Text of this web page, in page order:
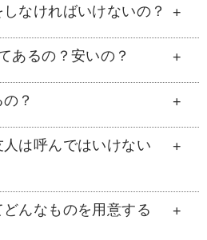
お気軽にお電話してくだ
対応致します。
葬儀社を選ぶことが何よ
抑え、搬送から葬儀まで
質の高いサービスを心が
すので、同じ内容でも費
なることもあります。ま
わでは事前にお見積もり
一切いただいておりませ
いないのは、誰が喪主を
のリストを作成しましょ
招くか決めなければいけ
す。宗教や菩提寺の有無
良いでしょう。
なければいけないの？
いるかもしれませんが、
ちらで必要なものをご用
必要がありますので、す
にあがります。その後、
まで費用は一切かかりま
い。
あるの？安いの？
た一日葬プランもご用意
のですが、心を込めたお
24時間使用可能な安置室
？
ご家族を中心に、カバン
るレンタルハウスのよう
います。「女性に優しいお
を軽減できる家族葬」が
とした時間をお過ごしい
人は呼んではいけない
列可能ですので、ぜひお
はご家族や親族を中心と
どんなものを用意する